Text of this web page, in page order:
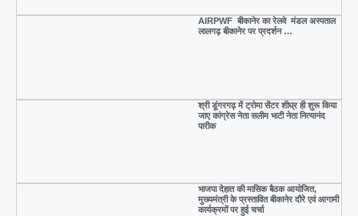
AIRPWF बीकानेर का रेलवे मंडल अस्पताल
लालगढ़ बीकानेर पर प्रदर्शन …
श्री डूंगरगढ़ में ट्रोमा सेंटर शीघ्र ही शुरू किया
जाए कांग्रेस नेता सलीम भाटी नेता नित्यानंद
पारीक
भाजपा देहात की मासिक बैठक आयोजित,
मुख्यमंत्री के प्रस्तावित बीकानेर दौरे एवं आगामी
कार्यक्रमों पर हुई चर्चा